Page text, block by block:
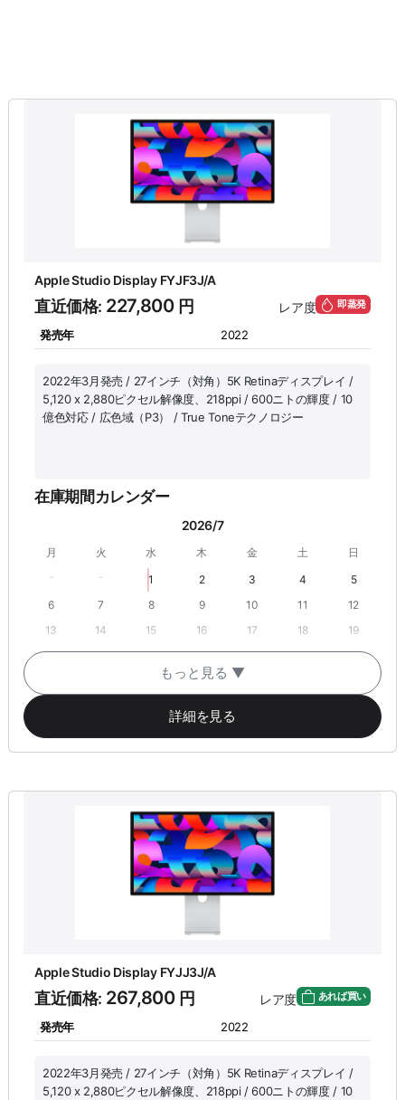
Apple Studio Display FYJF3J/A
直近価格: 227,800 円 レア度 即蒸発
発売年 2022
2022年3月発売 / 27インチ（対角）5K Retinaディスプレイ /
5,120 x 2,880ピクセル解像度、218ppi / 600ニトの輝度 / 10
億色対応 / 広色域（P3） / True Toneテクノロジー
在庫期間カレンダー
2026/7
月 火 水 木 金 土
日
-
- 1 2 3 4
5
6
7 8 9 10 11
12
13
14 15 16 17 18
19
20
21 22 23 24 25
26
30
2026/8
月 火 水 木 金 土
日
12 13 14
19 20 21
26 27 28
-
に売り切れ
もっと見る ▼
詳細を見る
Apple Studio Display FYJJ3J/A
直近価格: 267,800 円 レア度 あれば買い
発売年 2022
2022年3月発売 / 27インチ（対角）5K Retinaディスプレイ /
5,120 x 2,880ピクセル解像度、218ppi / 600ニトの輝度 / 10